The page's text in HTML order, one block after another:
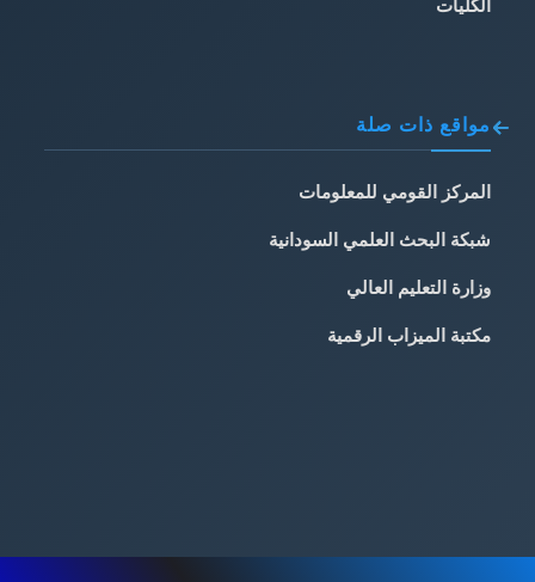
مواقع ذات صلة
المركز القومي للمعلومات
شبكة البحث العلمي السودانية
وزارة التعليم العالي
مكتبة الميزاب الرقمية